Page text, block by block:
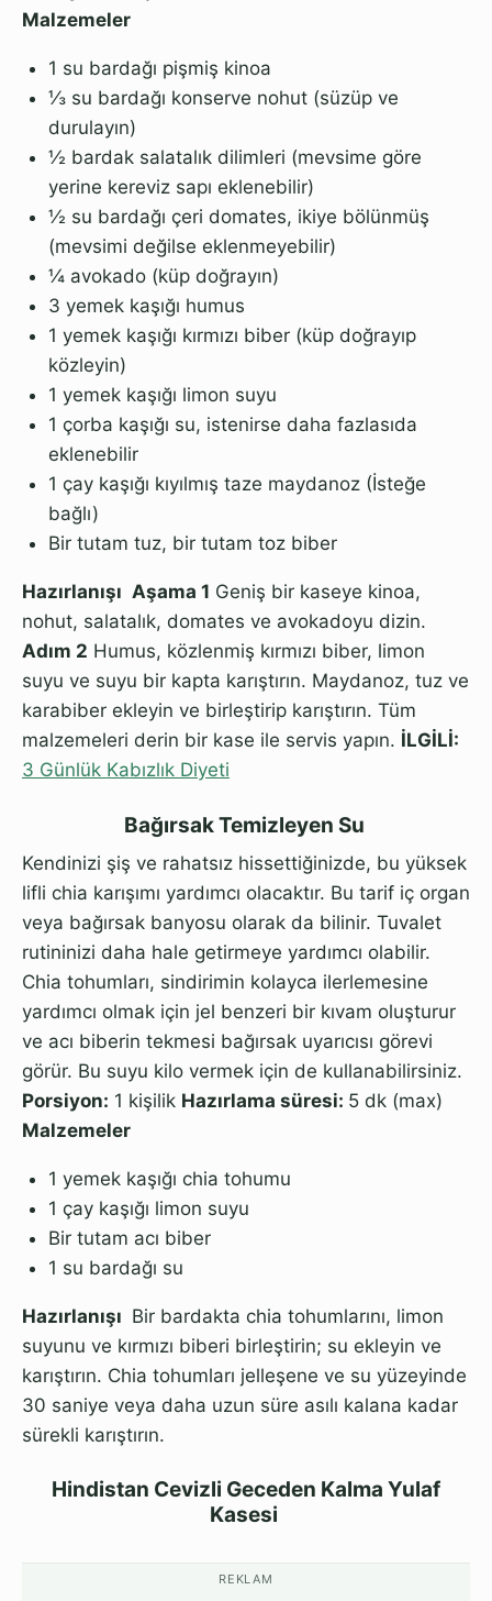
Malzemeler
1 su bardağı pişmiş kinoa
⅓ su bardağı konserve nohut (süzüp ve
durulayın)
½ bardak salatalık dilimleri (mevsime göre
yerine kereviz sapı eklenebilir)
½ su bardağı çeri domates, ikiye bölünmüş
(mevsimi değilse eklenmeyebilir)
¼ avokado (küp doğrayın)
3 yemek kaşığı humus
1 yemek kaşığı kırmızı biber (küp doğrayıp
közleyin)
1 yemek kaşığı limon suyu
1 çorba kaşığı su, istenirse daha fazlasıda
eklenebilir
1 çay kaşığı kıyılmış taze maydanoz (İsteğe
bağlı)
Bir tutam tuz, bir tutam toz biber
Hazırlanışı Aşama 1 Geniş bir kaseye kinoa,
nohut, salatalık, domates ve avokadoyu dizin.
Adım 2 Humus, közlenmiş kırmızı biber, limon
suyu ve suyu bir kapta karıştırın. Maydanoz, tuz ve
karabiber ekleyin ve birleştirip karıştırın. Tüm
malzemeleri derin bir kase ile servis yapın. İLGİLİ:
3 Günlük Kabızlık Diyeti
Bağırsak Temizleyen Su
Kendinizi şiş ve rahatsız hissettiğinizde, bu yüksek
lifli chia karışımı yardımcı olacaktır. Bu tarif iç organ
veya bağırsak banyosu olarak da bilinir. Tuvalet
rutininizi daha hale getirmeye yardımcı olabilir.
Chia tohumları, sindirimin kolayca ilerlemesine
yardımcı olmak için jel benzeri bir kıvam oluşturur
ve acı biberin tekmesi bağırsak uyarıcısı görevi
görür. Bu suyu kilo vermek için de kullanabilirsiniz.
Porsiyon: 1 kişilik Hazırlama süresi: 5 dk (max)
Malzemeler
1 yemek kaşığı chia tohumu
1 çay kaşığı limon suyu
Bir tutam acı biber
1 su bardağı su
Hazırlanışı Bir bardakta chia tohumlarını, limon
suyunu ve kırmızı biberi birleştirin; su ekleyin ve
karıştırın. Chia tohumları jelleşene ve su yüzeyinde
30 saniye veya daha uzun süre asılı kalana kadar
sürekli karıştırın.
Hindistan Cevizli Geceden Kalma Yulaf
Kasesi
REKLAM